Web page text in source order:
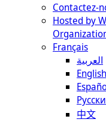
Contactez-
Hosted by
Français
العربية
English
中文